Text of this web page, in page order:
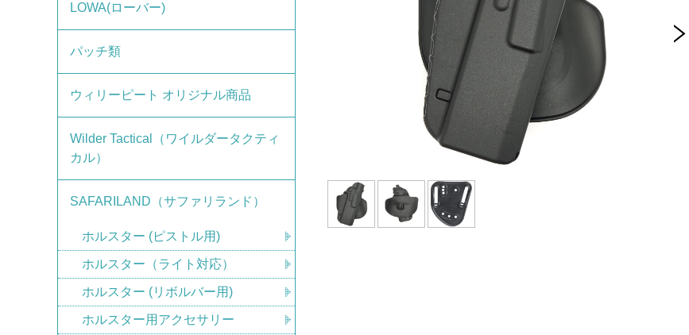
LOWA(ローバー)
パッチ類
ウィリーピート オリジナル商品
Wilder Tactical（ワイルダータクティ
カル）
SAFARILAND（サファリランド）
ホルスター (ピストル用)
ホルスター（ライト対応）
ホルスター (リボルバー用)
ホルスター用アクセサリー